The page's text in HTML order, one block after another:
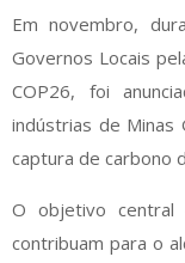
Em novembro,
Governos Locais
COP26, foi
indústrias de
captura de carbono
O objetivo central
contribuam para o